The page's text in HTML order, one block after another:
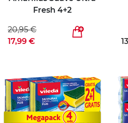
Fresh 4+2
20,95 €
17,99 €